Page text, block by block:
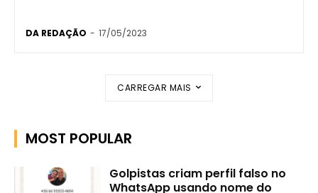
DA REDAÇÃO - 17/05/2023
CARREGAR MAIS
MOST POPULAR
Golpistas criam perfil falso no
WhatsApp usando nome do